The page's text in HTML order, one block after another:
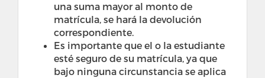
una suma mayor al monto de
matrícula, se hará la devolución
correspondiente.
Es importante que el o la estudiante
esté seguro de su matrícula, ya que
bajo ninguna circunstancia se aplica